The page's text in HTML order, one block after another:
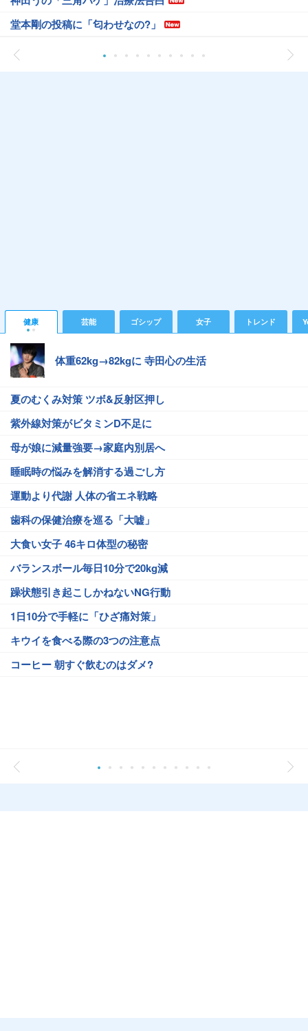
堂本剛の投稿に「匂わせなの?」
健康 芸能 ゴシップ 女子 トレンド
体重62kg→82kgに 寺田心の生活
夏のむくみ対策 ツボ&反射区押し
紫外線対策がビタミンD不足に
母が娘に減量強要→家庭内別居へ
睡眠時の悩みを解消する過ごし方
運動より代謝 人体の省エネ戦略
歯科の保健治療を巡る「大嘘」
大食い女子 46キロ体型の秘密
バランスボール毎日10分で20kg減
躁状態引き起こしかねないNG行動
1日10分で手軽に「ひざ痛対策」
キウイを食べる際の3つの注意点
コーヒー 朝すぐ飲むのはダメ?